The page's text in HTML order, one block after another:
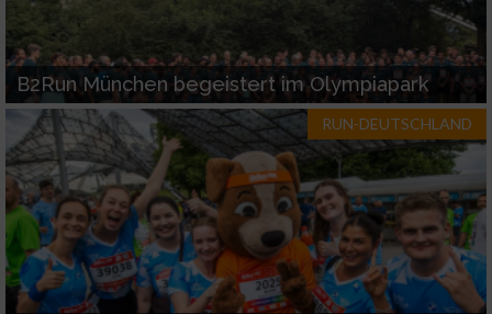
B2Run München begeistert im Olympiapark
RUN-DEUTSCHLAND